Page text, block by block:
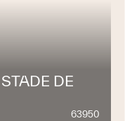
DE
63950